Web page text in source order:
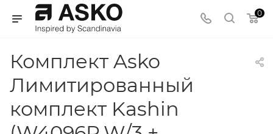
0
Комплект Asko
Лимитированный
комплект Kashin